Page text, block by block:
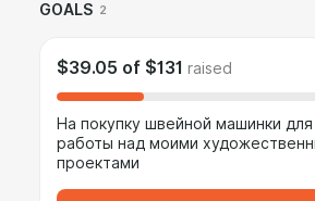
GOALS 2
$39.05 of $131 raised
На покупку швейной машинки для
работы над моими
проектами